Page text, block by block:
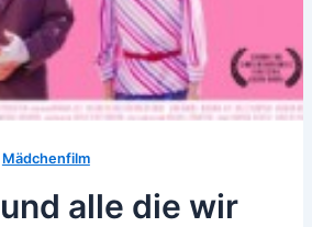
Mädchenfilm
alle die wir